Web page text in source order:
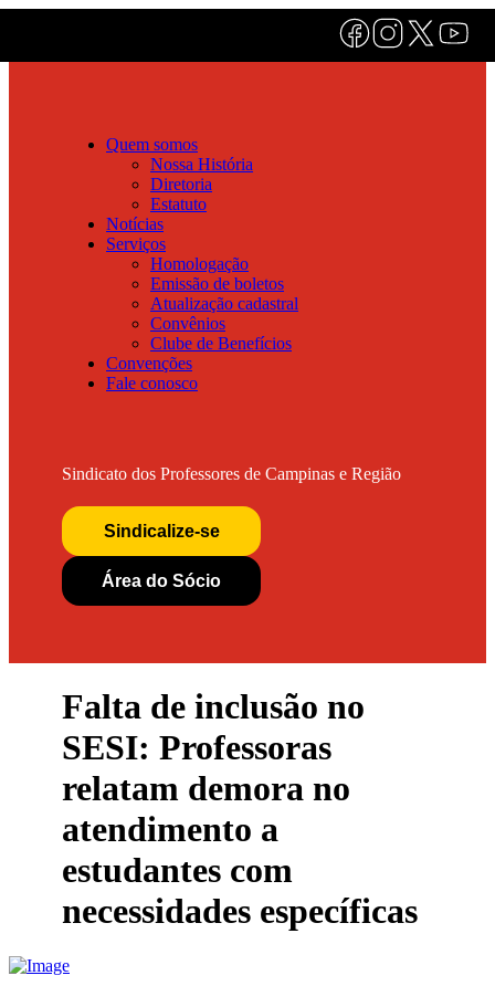
Quem somos
Nossa História
Diretoria
Estatuto
Notícias
Serviços
Homologação
Emissão de boletos
Atualização cadastral
Convênios
Clube de Benefícios
Convenções
Fale conosco
Sindicato dos Professores de Campinas e Região
Sindicalize-se
Área do Sócio
Falta de inclusão no
SESI: Professoras
relatam demora no
atendimento a
estudantes com
necessidades específicas